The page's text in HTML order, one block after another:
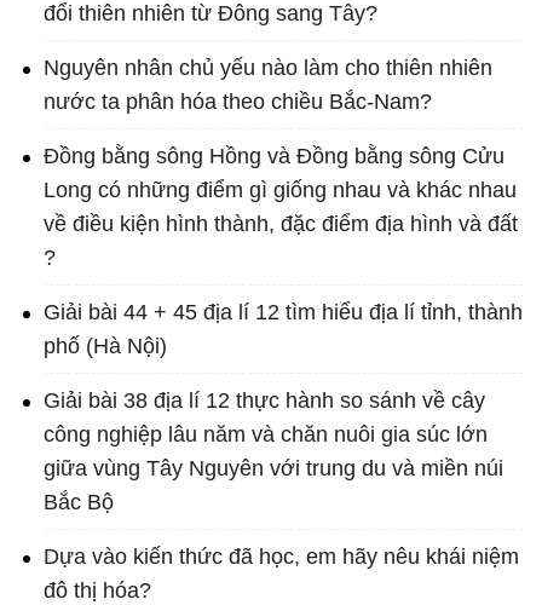
đổi thiên nhiên từ Đông sang Tây?
Nguyên nhân chủ yếu nào làm cho thiên nhiên
nước ta phân hóa theo chiều Bắc-Nam?
Đồng bằng sông Hồng và Đồng bằng sông Cửu
Long có những điểm gì giống nhau và khác nhau
về điều kiện hình thành, đặc điểm địa hình và đất
?
Giải bài 44 + 45 địa lí 12 tìm hiểu địa lí tỉnh, thành
phố (Hà Nội)
Giải bài 38 địa lí 12 thực hành so sánh về cây
công nghiệp lâu năm và chăn nuôi gia súc lớn
giữa vùng Tây Nguyên với trung du và miền núi
Bắc Bộ
Dựa vào kiến thức đã học, em hãy nêu khái niệm
đô thị hóa?